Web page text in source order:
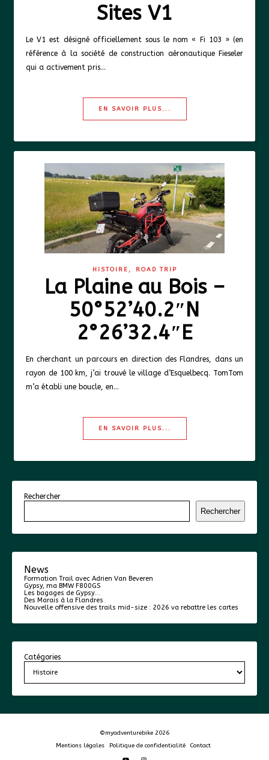
Sites V1
Le V1 est désigné officiellement sous le nom « Fi 103 » (en
référence à la société de construction aéronautique Fieseler
qui a activement pris…
EN SAVOIR PLUS...
HISTOIRE , ROAD TRIP
La Plaine au Bois –
50°52’40.2″N
2°26’32.4″E
En cherchant un parcours en direction des Flandres, dans un
rayon de 100 km, j’ai trouvé le village d’Esquelbecq. TomTom
m’a établi une boucle, en…
EN SAVOIR PLUS...
Rechercher
Rechercher
News
Formation Trail avec Adrien Van Beveren
Gypsy, ma BMW F800GS
Les bagages de Gypsy…
Des Marais à la Flandres
Nouvelle offensive des trails mid-size : 2026 va rebattre les cartes
Catégories
©myadventurebike 2026
Mentions légales
Politique de confidentialité Contact